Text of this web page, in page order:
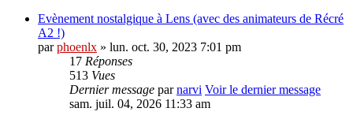
Evènement nostalgique à Lens (avec des animateurs de Récré
A2 !)
parphoenlx » lun. oct. 30, 2023 7:01 pm
17 Réponses
513 Vues
Dernier message parnarvi Voir le dernier message
sam. juil. 04, 2026 11:33 am